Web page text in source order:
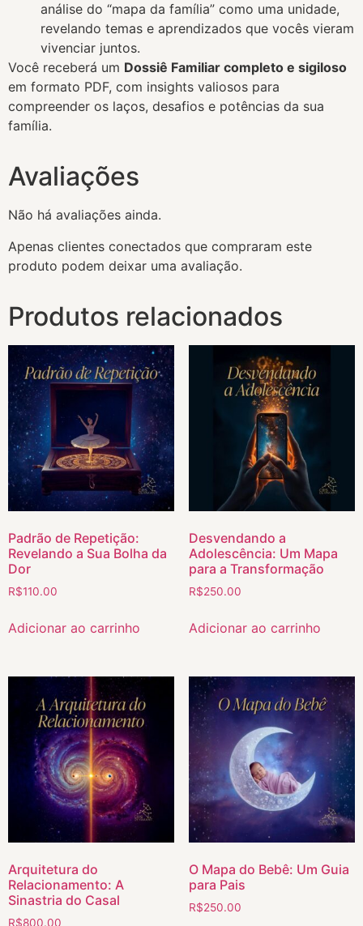
análise do “mapa da família” como uma unidade,
revelando temas e aprendizados que vocês vieram
vivenciar juntos.
Você receberá um Dossiê Familiar completo e sigiloso
em formato PDF, com insights valiosos para
compreender os laços, desafios e potências da sua
família.
Avaliações
Não há avaliações ainda.
Apenas clientes conectados que compraram este
produto podem deixar uma avaliação.
Produtos relacionados
Padrão de Repetição:
Revelando a Sua Bolha da
Dor
R$110.00
Adicionar ao carrinho
Desvendando a
Adolescência: Um Mapa
para a Transformação
R$250.00
Adicionar ao carrinho
Arquitetura do
Relacionamento: A
Sinastria do Casal
R$800.00
O Mapa do Bebê: Um Guia
para Pais
R$250.00